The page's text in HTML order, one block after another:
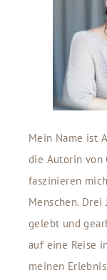
Mein Name ist
die Autorin von
faszinieren
Menschen. Drei
gelebt und
auf eine Reise
meinen